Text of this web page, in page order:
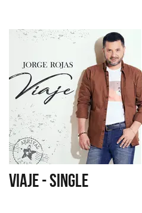
VIAJE - SINGLE